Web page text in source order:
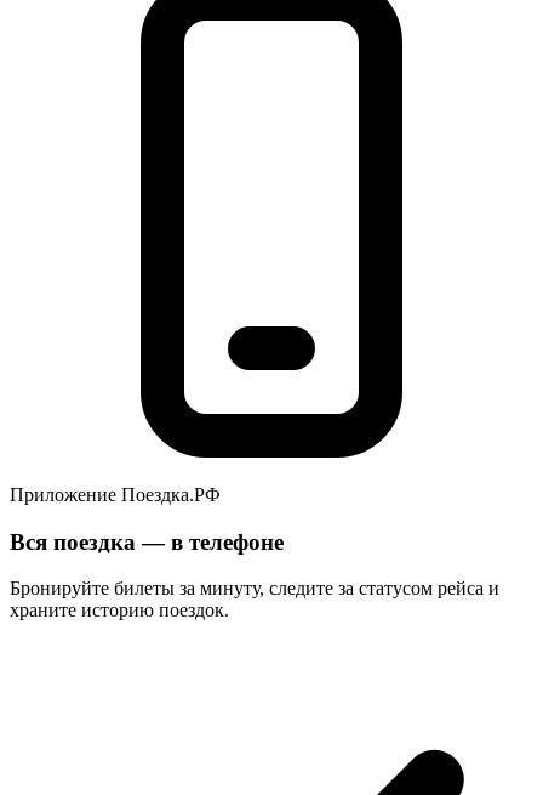
Приложение Поездка.РФ
Вся поездка — в телефоне
Бронируйте билеты за минуту, следите за статусом рейса и
храните историю поездок.